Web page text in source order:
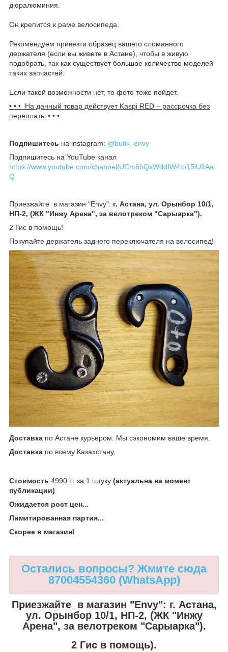
дюралюминия.
Он крепится к раме велосипеда.
Рекомендуем привезти образец вашего сломанного
держателя (если вы живете в Астане), чтобы в живую
подобрать, так как существует большое количество моделей
таких запчастей.
Если такой возможности нет, то фото тоже пойдет.
• • • На данный товар действует Kaspi RED – рассрочка без
переплаты • • •
Подпишитесь на instagram: @butik_envy
Подпишитесь на YouTube канал
https://www.youtube.com/channel/UCm6hQxWddIW4to15iUftAa
Q
Приезжайте в магазин "Envy": г. Астана, ул. Орынбор 10/1,
НП-2, (ЖК "Инжу Арена", за велотреком "Сарыарка").
2 Гис в помощь!
Покупайте держатель заднего переключателя на велосипед!
Доставка по Астане курьером. Мы сэкономим ваше время.
Доставка по всему Казахстану.
Стоимость 4990 тг за 1 штуку (актуальна на момент
публикации)
Ожидается рост цен...
Лимитированная партия...
Скорее в магазин!
Остались вопросы? Жмите сюда
87004554360 (WhatsApp)
Приезжайте в магазин "Envy": г. Астана,
ул. Орынбор 10/1, НП-2, (ЖК "Инжу
Арена", за велотреком "Сарыарка").
2 Гис в помощь).